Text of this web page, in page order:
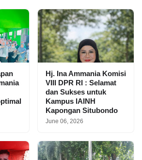
Hj. Ina Ammania Komisi
VIII DPR RI : Selamat
dan Sukses untuk
Kampus IAINH
Kapongan Situbondo
June 06, 2026